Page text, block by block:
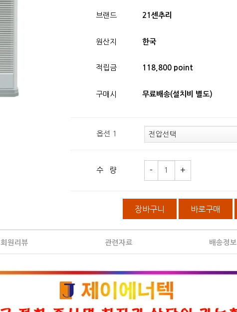
브랜드 21센추리
원산지 한국
적립금 118,800 point
구매시 무료배송(설치비 별도)
옵션 1
수 량
장바구니 바로구매
회원리뷰 관련자료 배송정보